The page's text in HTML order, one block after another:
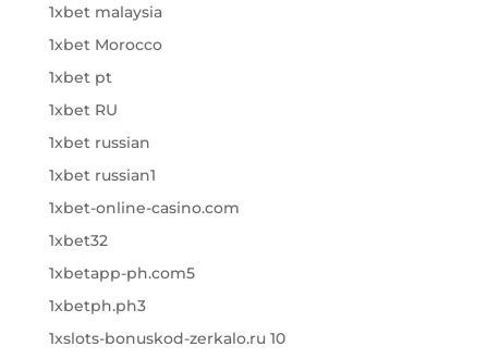
1xbet malaysia
1xbet Morocco
1xbet pt
1xbet RU
1xbet russian
1xbet russian1
1xbet-online-casino.com
1xbet32
1xbetapp-ph.com5
1xbetph.ph3
1xslots-bonuskod-zerkalo.ru 10